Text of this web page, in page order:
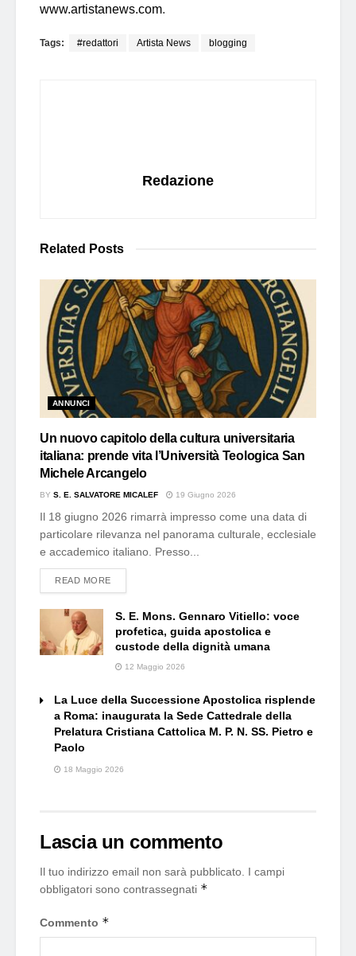
www.artistanews.com.
Tags: #redattori Artista News blogging
Redazione
Related Posts
ANNUNCI
Un nuovo capitolo della cultura universitaria
italiana: prende vita l’Università Teologica San
Michele Arcangelo
BY S. E. SALVATORE MICALEF 19 Giugno 2026
Il 18 giugno 2026 rimarrà impresso come una data di
particolare rilevanza nel panorama culturale, ecclesiale
e accademico italiano. Presso...
READ MOREDETAILS
S. E. Mons. Gennaro Vitiello: voce
profetica, guida apostolica e
custode della dignità umana
12 Maggio 2026
La Luce della Successione Apostolica risplende
a Roma: inaugurata la Sede Cattedrale della
Prelatura Cristiana Cattolica M. P. N. SS. Pietro e
Paolo
18 Maggio 2026
Lascia un commento
Il tuo indirizzo email non sarà pubblicato. I campi
obbligatori sono contrassegnati *
Commento *